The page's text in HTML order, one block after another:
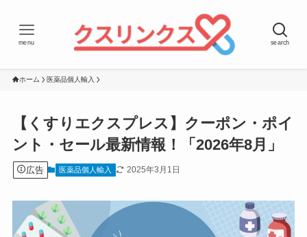
search
menu
ホーム 医薬品個人輸入
【くすりエクスプレス】クーポン・ポイ
ント・セール最新情報！「2026年8月」
広告 医薬品個人輸入 2025年3月1日